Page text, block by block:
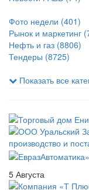
Фото недели (401)
Рынок и маркетинг
Нефть и газ (8806)
Тендеры (8725)
Показать все
5 Августа